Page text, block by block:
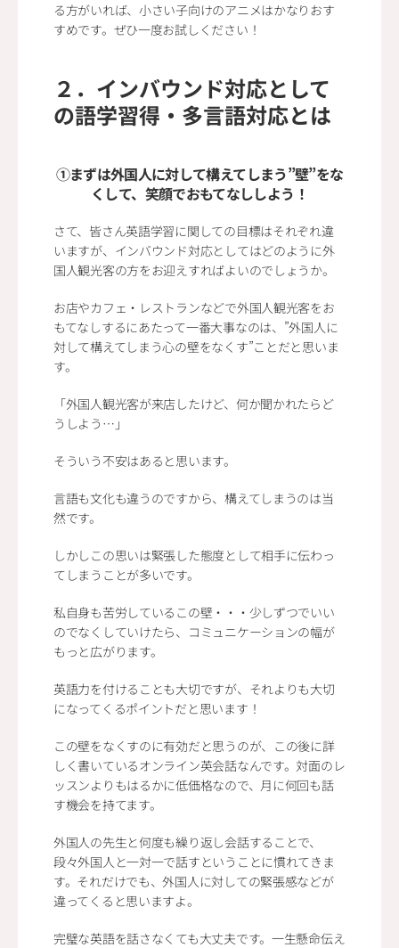
る方がいれば、小さい子向けのアニメはかなりおす
すめです。ぜひ一度お試しください！
２．インバウンド対応として
の語学習得・多言語対応とは
①まずは外国人に対して構えてしまう”壁”をな
くして、笑顔でおもてなししよう！
さて、皆さん英語学習に関しての目標はそれぞれ違
いますが、インバウンド対応としてはどのように外
国人観光客の方をお迎えすればよいのでしょうか。
お店やカフェ・レストランなどで外国人観光客をお
もてなしするにあたって一番大事なのは、”外国人に
対して構えてしまう心の壁をなくす”ことだと思いま
す。
「外国人観光客が来店したけど、何か聞かれたらど
うしよう…」
そういう不安はあると思います。
言語も文化も違うのですから、構えてしまうのは当
然です。
しかしこの思いは緊張した態度として相手に伝わっ
てしまうことが多いです。
私自身も苦労しているこの壁・・・少しずつでいい
のでなくしていけたら、コミュニケーションの幅が
もっと広がります。
英語力を付けることも大切ですが、それよりも大切
になってくるポイントだと思います！
この壁をなくすのに有効だと思うのが、この後に詳
しく書いているオンライン英会話なんです。対面のレ
ッスンよりもはるかに低価格なので、月に何回も話
す機会を持てます。
外国人の先生と何度も繰り返し会話することで、
段々外国人と一対一で話すということに慣れてきま
す。それだけでも、外国人に対しての緊張感などが
違ってくると思いますよ。
完璧な英語を話さなくても大丈夫です。一生懸命伝え